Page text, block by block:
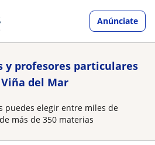
Anúnciate
y profesores particulares
del Mar
puedes elegir entre miles de
más de 350 materias